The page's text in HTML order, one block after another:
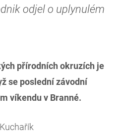
odjel o uplynulém
přírodních okruzích je
se poslední závodní
víkendu v Branné.